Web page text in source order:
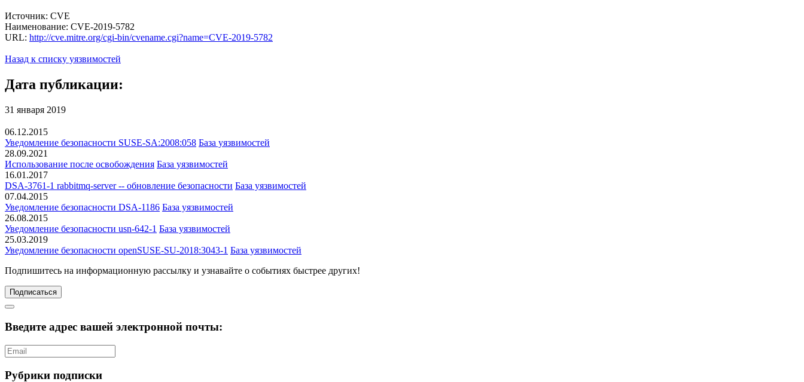
Источник: CVE
Наименование: CVE-2019-5782
URL: http://cve.mitre.org/cgi-bin/cvename.cgi?name=CVE-2019-5782
Назад к списку уязвимостей
Дата публикации:
31 января 2019
06.12.2015
Уведомление безопасности SUSE-SA:2008:058 База уязвимостей
28.09.2021
Использование после освобождения База уязвимостей
16.01.2017
DSA-3761-1 rabbitmq-server -- обновление безопасности База уязвимостей
07.04.2015
Уведомление безопасности DSA-1186 База уязвимостей
26.08.2015
Уведомление безопасности usn-642-1 База уязвимостей
25.03.2019
Уведомление безопасности openSUSE-SU-2018:3043-1 База уязвимостей
Подпишитесь на информационную рассылку и узнавайте о событиях быстрее других!
Подписаться
Введите адрес вашей электронной почты:
Рубрики подписки